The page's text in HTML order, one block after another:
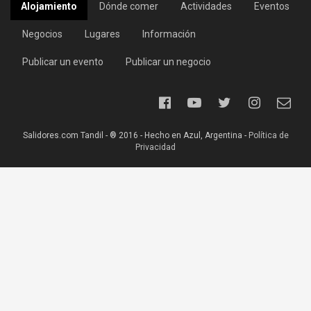
Alojamiento Dónde comer Actividades Eventos
Negocios Lugares Información
Publicar un evento Publicar un negocio
Salidores.com Tandil - ® 2016 - Hecho en Azul, Argentina - Política de
Privacidad